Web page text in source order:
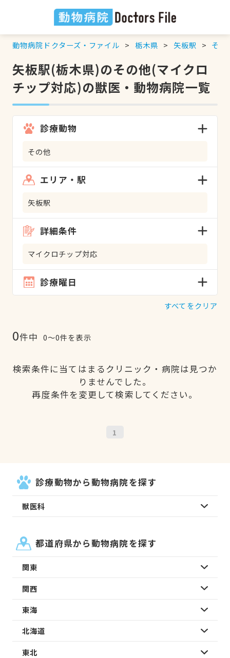
動物病院ドクターズ・ファイル 栃木県 矢板駅 その
矢板駅(栃木県)のその他(マイクロ
チップ対応)の獣医・動物病院一覧
診療動物
その他
エリア・駅
矢板駅
詳細条件
マイクロチップ対応
診療曜日
すべてをクリア
0件中 0〜0件を表示
検索条件に当てはまるクリニック・病院は見つか
りませんでした。
再度条件を変更して検索してください。
1
診療動物から動物病院を探す
獣医科
都道府県から動物病院を探す
関東
関西
東海
北海道
東北